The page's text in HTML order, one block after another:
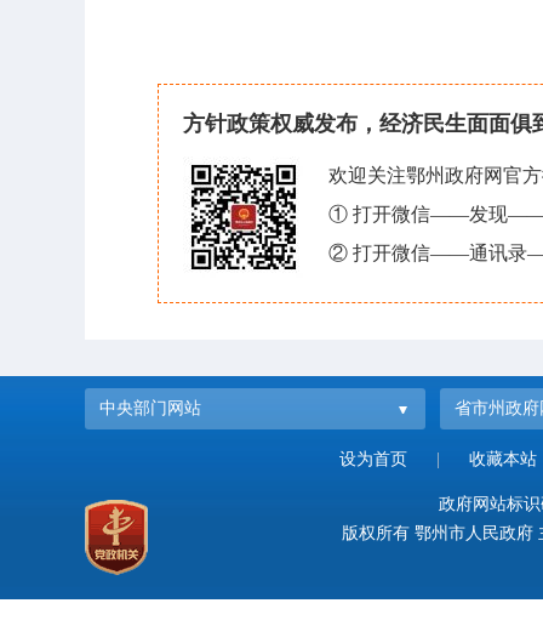
方针政策权威发布，经济民生面面俱
欢迎关注鄂州政府网官
① 打开微信——发现——
② 打开微信——通讯录
中央部门网站 省市州政府
设为首页 收藏本站
政府网站标
版权所有 鄂州市人民政府